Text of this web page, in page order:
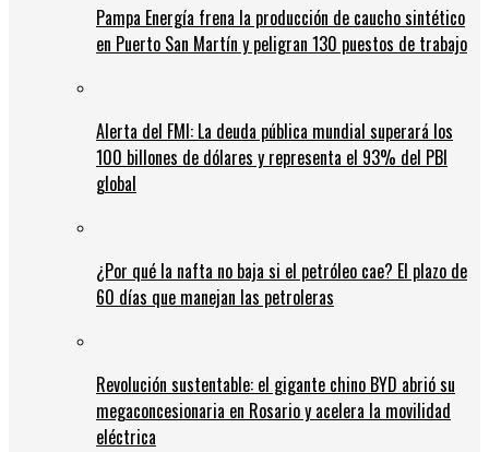
Pampa Energía frena la producción de caucho sintético
en Puerto San Martín y peligran 130 puestos de trabajo
Alerta del FMI: La deuda pública mundial superará los
100 billones de dólares y representa el 93% del PBI
global
¿Por qué la nafta no baja si el petróleo cae? El plazo de
60 días que manejan las petroleras
Revolución sustentable: el gigante chino BYD abrió su
megaconcesionaria en Rosario y acelera la movilidad
eléctrica